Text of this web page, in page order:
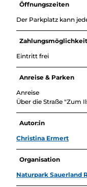
Öffnungszeiten
Der Parkplatz kann
Eintritt frei
Anreise & Parken
Anreise
Über die Straße "Zum
Autor:in
Christina Ermert
Organisation
Naturpark Sauerland